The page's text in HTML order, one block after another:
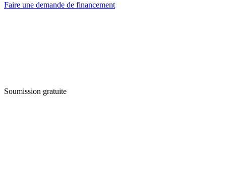
Faire une demande de financement
Soumission gratuite